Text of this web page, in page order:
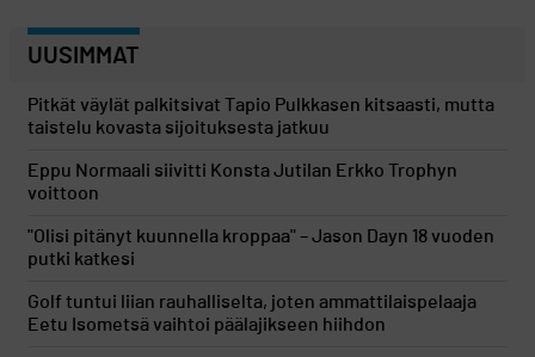
UUSIMMAT
Pitkät väylät palkitsivat Tapio Pulkkasen kitsaasti, mutta
taistelu kovasta sijoituksesta jatkuu
Eppu Normaali siivitti Konsta Jutilan Erkko Trophyn
voittoon
"Olisi pitänyt kuunnella kroppaa" – Jason Dayn 18 vuoden
putki katkesi
Golf tuntui liian rauhalliselta, joten ammattilaispelaaja
Eetu Isometsä vaihtoi päälajikseen hiihdon